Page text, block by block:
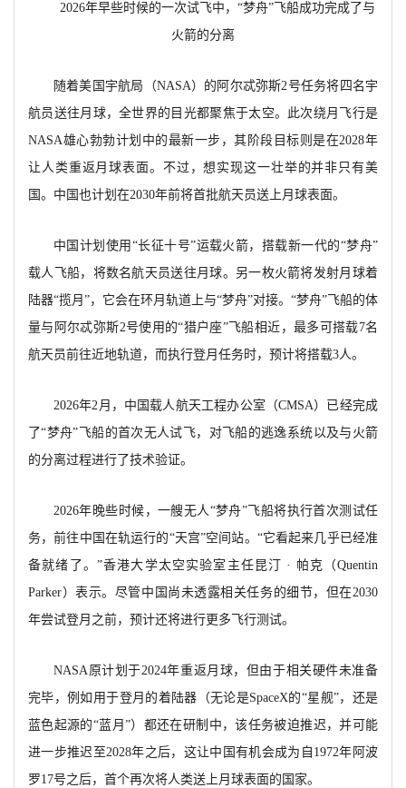
2026年早些时候的一次试飞中，“梦舟”飞船成功完成了与
火箭的分离
随着美国宇航局（NASA）的阿尔忒弥斯2号任务将四名宇
航员送往月球，全世界的目光都聚焦于太空。此次绕月飞行是
NASA雄心勃勃计划中的最新一步，其阶段目标则是在2028年
让人类重返月球表面。不过，想实现这一壮举的并非只有美
国。中国也计划在2030年前将首批航天员送上月球表面。
中国计划使用 “长征十号”运载火箭，搭载新一代的“梦舟”
载人飞船，将数名航天员送往月球。另一枚火箭将发射月球着
陆器“揽月”，它会在环月轨道上与“梦舟”对接。“梦舟”飞船的体
量与阿尔忒弥斯2号使用的“猎户座”飞船相近，最多可搭载7名
航天员前往近地轨道，而执行登月任务时，预计将搭载3人。
2026年2月，中国载人航天工程办公室（CMSA）已经完成
了“梦舟”飞船的首次无人试飞，对飞船的逃逸系统以及与火箭
的分离过程进行了技术验证。
2026年晚些时候，一艘无人“梦舟”飞船将执行首次测试任
务，前往中国在轨运行的“天宫”空间站。“它看起来几乎已经准
备就绪了。”香港大学太空实验室主任昆汀 · 帕克（Quentin
Parker）表示。尽管中国尚未透露相关任务的细节，但在2030
年尝试登月之前，预计还将进行更多飞行测试。
NASA原计划于2024年重返月球，但由于相关硬件未准备
完毕，例如用于登月的着陆器（无论是SpaceX的“星舰”，还是
蓝色起源的“蓝月”）都还在研制中，该任务被迫推迟，并可能
进一步推迟至2028年之后，这让中国有机会成为自1972年阿波
罗17号之后，首个再次将人类送上月球表面的国家。